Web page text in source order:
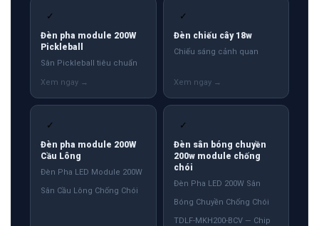
✓
Đèn pha module 200W
Pickleball
Sân Pickleball tiêu chuẩn
✓
Đèn chiếu cây 18w
Chiếu sáng cảnh quan
✓
Đèn pha module 200W
Cầu Lông
Đèn Pha LED Module 200W
Sân Cầu Lông Chống Chói
✓
Đèn sân bóng chuyền
200w module chống
chói
Đèn Pha LED 200W Sân
Bóng Chuyền Chống Chói
TDLF-MKH200-BCV — Chip